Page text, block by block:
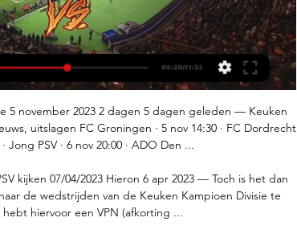
5 november 2023 2 dagen 5 dagen geleden — Keuken
uitslagen FC Groningen · 5 nov 14:30 · FC Dordrecht
· Jong PSV · 6 nov 20:00 · ADO Den ...
kijken 07/04/2023 Hieron 6 apr 2023 — Toch is het dan
de wedstrijden van de Keuken Kampioen Divisie te
hiervoor een VPN (afkorting ...